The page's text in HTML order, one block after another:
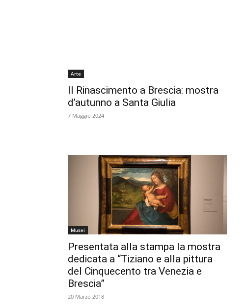
Arte
Il Rinascimento a Brescia: mostra
d’autunno a Santa Giulia
7 Maggio 2024
Musei
Presentata alla stampa la mostra
dedicata a “Tiziano e alla pittura
del Cinquecento tra Venezia e
Brescia”
20 Marzo 2018